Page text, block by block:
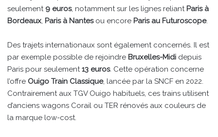
seulement 9 euros, notamment sur les lignes reliant Paris à
Bordeaux, Paris à Nantesou encore Paris au Futuroscope.
Des trajets internationaux sont également concernés. Il est
par exemple possible de rejoindre Bruxelles-Midi depuis
Paris pour seulement13 euros. Cette opération concerne
l’offre Ouigo Train Classique, lancée par la SNCF en 2022.
Contrairement aux TGV Ouigo habituels, ces trains utilisent
d’anciens wagons Corail ou TER rénovés aux couleurs de
la marque low-cost.